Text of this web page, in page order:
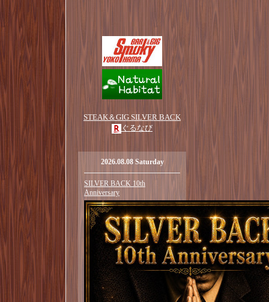
STEAK＆GIG SILVER BACK
ぐるなび
2026.08.08 Saturday
SILVER BACK 10th
Anniversary